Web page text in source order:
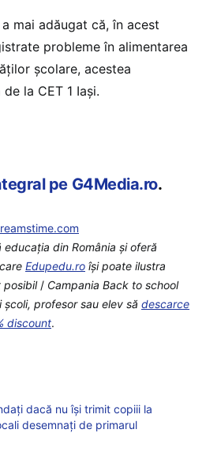
mai adăugat că, în acest
probleme în alimentarea
școlare, acestea
la CET 1 Iași.
pe G4Media.ro.
educaţia din România şi oferă
Edupedu.ro îşi poate ilustra
posibil/ Campania Back to school
profesor sau elev să descarce
discount.
dacă nu își trimit copiii la
desemnați de primarul